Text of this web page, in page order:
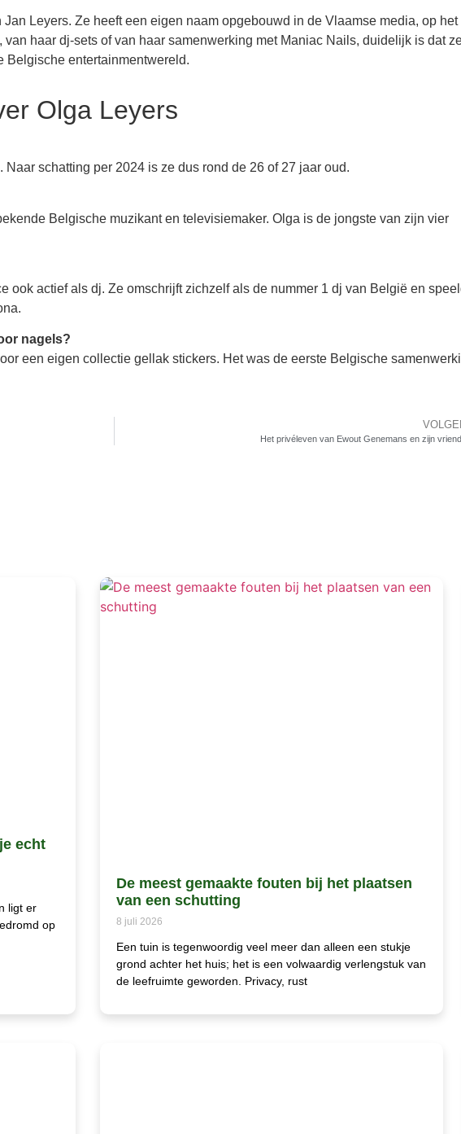
Leyers. Ze heeft een eigen naam opgebouwd in de Vlaamse media, op het
haar dj-sets of van haar samenwerking met Maniac Nails, duidelijk is dat
Belgische entertainmentwereld.
Olga Leyers
schatting per 2024 is ze dus rond de 26 of 27 jaar oud.
Belgische muzikant en televisiemaker. Olga is de jongste van zijn vier
ook actief als dj. Ze omschrijft zichzelf als de nummer 1 dj van België en
nagels?
een eigen collectie gellak stickers. Het was de eerste Belgische
Het privéleven van Ewout Genemans en zijn
echt
ligt er
op
De meest gemaakte fouten bij het plaatsen
van een schutting
8 juli 2026
Een tuin is tegenwoordig veel meer dan alleen een stukje
grond achter het huis; het is een volwaardig verlengstuk van
de leefruimte geworden. Privacy, rust